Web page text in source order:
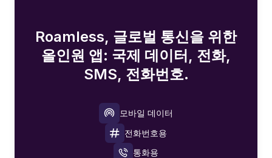
Roamless, 글로벌 통신을 위한
올인원 앱: 국제 데이터, 전화,
SMS, 전화번호.
모바일 데이터
전화번호용
통화용